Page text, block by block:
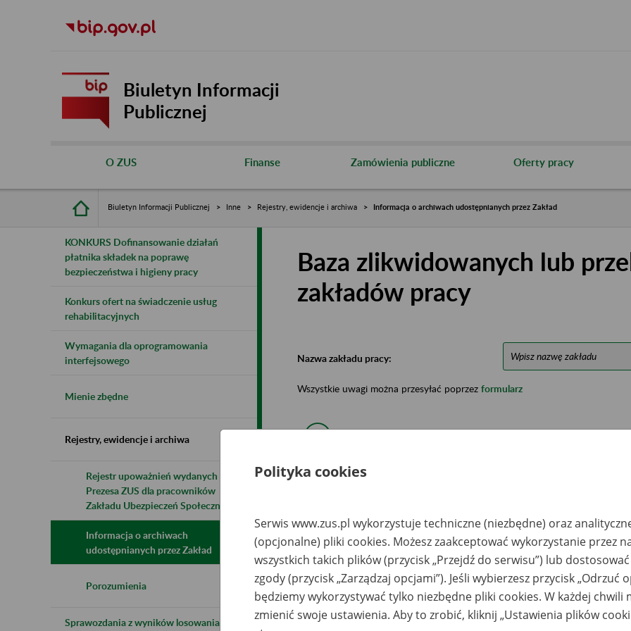
Biuletyn Informacji
Publicznej
O ZUS Finanse Zamówienia publiczne Oferty pracy
Biuletyn Informacji Publicznej Inne Rejestry, ewidencje i archiwa Informacja o archiwach udostępnianych przez Zakład
KONKURS Dofinansowanie działań
płatnika składek na poprawę
bezpieczeństwa i higieny pracy
Konkurs ofert na świadczenie usług
rehabilitacyjnych
Wymagania dla oprogramowania
interfejsowego
Mienie zbędne
Rejestry, ewidencje i archiwa
Rejestr upoważnień wydanych przez
Prezesa ZUS dla pracowników
Zakładu Ubezpieczeń Społecznych
Informacja o archiwach
udostępnianych przez Zakład
Porozumienia
Sprawozdania z wyników losowania do
Baza zlikwidowanych lub
zakładów pracy
Nazwa zakładu pracy:
Wszystkie uwagi można przesyłać poprzez formularz
zakładu pracy
dokumentów
państwowym
Spółdzielnia Kółek
Rolniczych w
Tomaszowie
Mazowieckim z
siedzibą w
Komorowie,
Komorów 65A,
Archiwum Państwowe
w Warszawie Oddział
Dokumentacji
Osobowej i Płacowej
w Milanówku, ul.
Stefana Okrzei 1, 05-
822 Milanówek, tel.
1953-
Polityka cookies
Serwis www.zus.pl wykorzystuje techniczne (niezbędne) oraz
(opcjonalne) pliki cookies. Możesz zaakceptować wykorzystanie przez
wszystkich takich plików (przycisk „Przejdź do serwisu”) lub
zgody (przycisk „Zarządzaj opcjami”). Jeśli wybierzesz przycisk „Odrzuć
będziemy wykorzystywać tylko niezbędne pliki cookies. W każdej chwili
zmienić swoje ustawienia. Aby to zrobić, kliknij „Ustawienia plików